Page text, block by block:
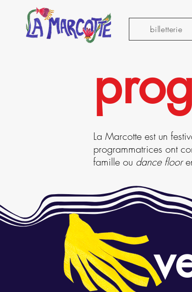
billetterie
La Marcotte est un
programmatrices ont
famille ou dance floor